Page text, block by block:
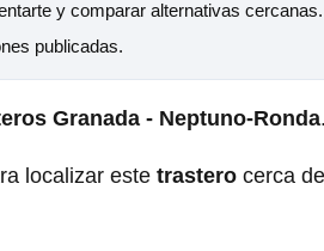
y comparar alternativas cercanas.
publicadas.
Granada - Neptuno-Ronda.
localizar este trastero cerca